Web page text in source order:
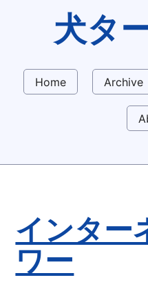
犬タ
Home Archive
インター
ワー